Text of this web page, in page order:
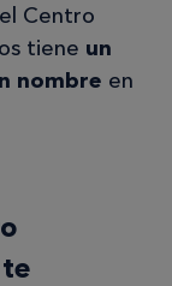
Centro
tiene un
nombre en